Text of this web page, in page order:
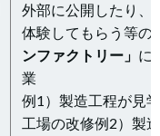
外部に公開したり、
体験してもらう等の
ンファクトリー」 に
業
例1）製造工程が見
工場の改修例2）製